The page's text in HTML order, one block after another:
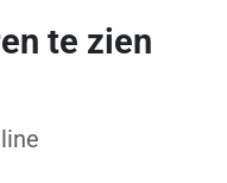
te zien